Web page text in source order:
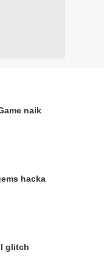
naik
hacka
glitch